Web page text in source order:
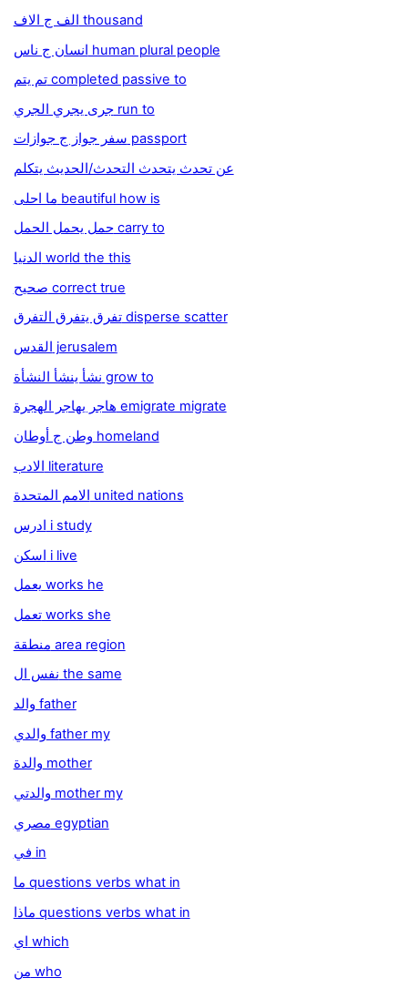
الف ج الاف thousand
انسان ج ناس human plural people
تم يتم completed passive to
جرى يجري الجري run to
سفر جواز ج جوازات passport
عن تحدث يتحدث التحدث/الحديث يتكلم
ما احلى beautiful how is
حمل يحمل الحمل carry to
الدنيا world the this
صحيح correct true
تفرق يتفرق التفرق disperse scatter
القدس jerusalem
نشأ ينشأ النشأة grow to
هاجر يهاجر الهجرة emigrate migrate
وطن ج أوطان homeland
الادب literature
الامم المتحدة united nations
ادرس i study
اسكن i live
يعمل works he
تعمل works she
منطقة area region
نفس ال the same
والد father
والدي father my
والدة mother
والدتي mother my
مصري egyptian
في in
ما questions verbs what in
ماذا questions verbs what in
اي which
من who